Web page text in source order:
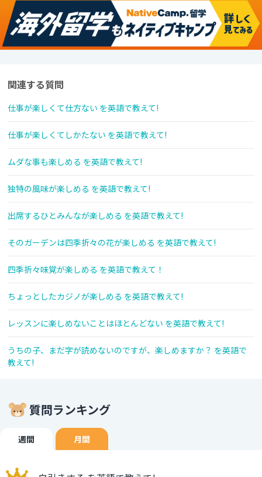
関連する質問
仕事が楽しくて仕方ない を英語で教えて!
仕事が楽しくてしかたない を英語で教えて!
ムダな事も楽しめる を英語で教えて!
独特の風味が楽しめる を英語で教えて!
出席するひとみんなが楽しめる を英語で教えて!
そのガーデンは四季折々の花が楽しめる を英語で教えて!
四季折々味覚が楽しめる を英語で教えて！
ちょっとしたカジノが楽しめる を英語で教えて!
レッスンに楽しめないことはほとんどない を英語で教えて!
うちの子、まだ字が読めないのですが、楽しめますか？ を英語で
教えて!
質問ランキング
週間 月間